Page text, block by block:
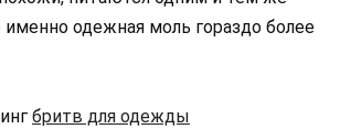
именно одежная моль гораздо более
бритв для одежды